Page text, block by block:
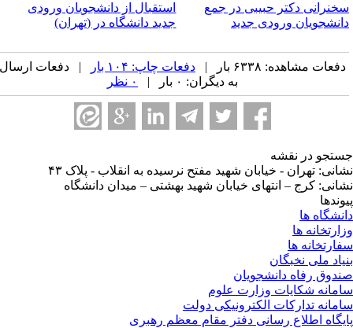
دکتر حبیبی در جمع
ورودی جدید
استقبال از دانشجویان ورودی
جدید دانشگاه در (تهران)
دفعات مشاهده: ۶۳۳۸ بار | دفعات چاپ: ۱۰۴ بار
| دفعات ارسال
به دیگران: ۰ بار |
در نقشه
تهران - خیابان شهید مفتح نرسیده به انقلاب - پلاک ۴۳
کرج – انتهای خیابان شهید بهشتی – میدان دانشگاه
ها
ها
ها
ملی نخبگان
رفاه دانشجویان
شکایات وزارت علوم
تدارکات الکترونیکی دولت
اطلاع رسانی دفتر مقام معظم رهبری